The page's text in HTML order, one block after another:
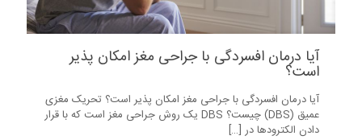
آیا درمان افسردگی با جراحی مغز امکان پذیر
است؟
آیا درمان افسردگی با جراحی مغز امکان پذیر است؟ تحریک مغزی
عمیق (DBS) چیست؟ DBS یک روش جراحی مغز است که با قرار
دادن الکترودها در […]